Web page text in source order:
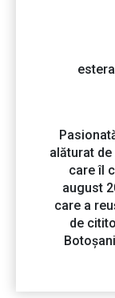
alăturat
care îl
august
care a
de